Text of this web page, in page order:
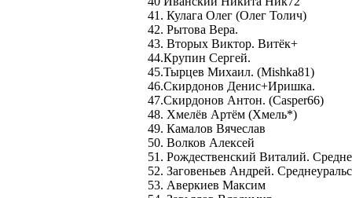
41. Кулага Олег (Олег Толич)
42. Рытова Вера.
43. Вторых Виктор. Витёк+
44.Крупин Сергей.
45.Тырцев Михаил. (Mishka81)
46.Скирдонов Денис+Иришка.
47.Скирдонов Антон. (Сasper66)
48. Хмелёв Артём (Хмель*)
49. Камалов Вячеслав
50. Волков Алексей
51. Рождественский Виталий.
52. Заговеньев Андрей.
53. Аверкиев Максим